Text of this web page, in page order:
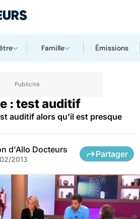
Famille Émissions
: test auditif
auditif alors qu’il est presque
d'Allo Docteurs
2013
Partager